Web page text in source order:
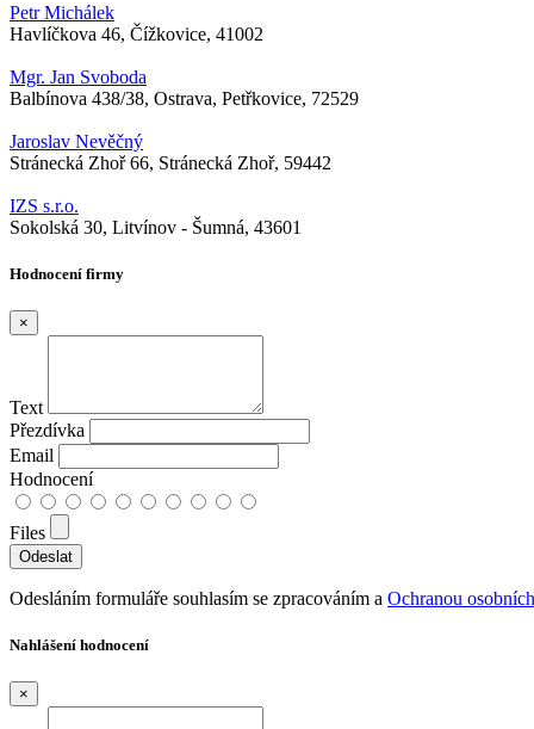
Petr Michálek
Havlíčkova 46, Čížkovice, 41002
Mgr. Jan Svoboda
Balbínova 438/38, Ostrava, Petřkovice, 72529
Jaroslav Nevěčný
Stránecká Zhoř 66, Stránecká Zhoř, 59442
IZS s.r.o.
Sokolská 30, Litvínov - Šumná, 43601
Hodnocení firmy
×
Text
Přezdívka
Email
Hodnocení
Files
Odesláním formuláře souhlasím se zpracováním a Ochranou
Nahlášení hodnocení
×